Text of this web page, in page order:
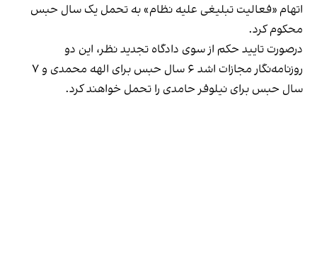
اتهام «فعالیت تبلیغی علیه نظام» به تحمل یک سال حبس
محکوم کرد.
درصورت تایید حکم از سوی دادگاه تجدید نظر، این دو
روزنامه‌نگار مجازات اشد ۶ سال حبس برای الهه محمدی و ۷
سال حبس برای نیلوفر حامدی را تحمل خواهند کرد.